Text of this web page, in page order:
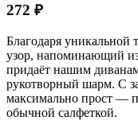
272 ₽
Благодаря уникальной
узор, напоминающий
придаёт нашим
рукотворный шарм. С
максимально прост —
обычной салфеткой.